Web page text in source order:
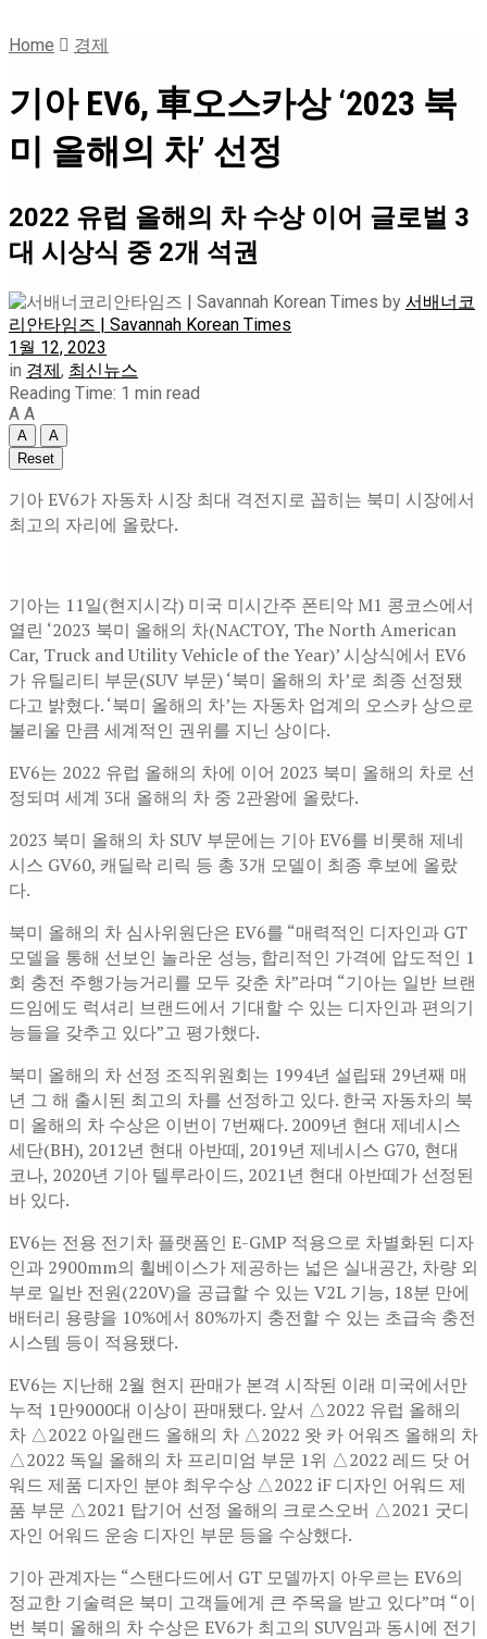
Home 경제
기아 EV6, 車오스카상 ‘2023 북
미 올해의 차’ 선정
2022 유럽 올해의 차 수상 이어 글로벌 3
대 시상식 중 2개 석권
by 서배너코
리안타임즈 | Savannah Korean Times
1월 12, 2023
in 경제, 최신뉴스
Reading Time: 1 min read
A A
A
A
Reset
기아 EV6가 자동차 시장 최대 격전지로 꼽히는 북미 시장에서
최고의 자리에 올랐다.
기아는 11일(현지시각) 미국 미시간주 폰티악 M1 콩코스에서
열린 ‘2023 북미 올해의 차(NACTOY, The North American
Car, Truck and Utility Vehicle of the Year)’ 시상식에서 EV6
가 유틸리티 부문(SUV 부문) ‘북미 올해의 차’로 최종 선정됐
다고 밝혔다. ‘북미 올해의 차’는 자동차 업계의 오스카 상으로
불리울 만큼 세계적인 권위를 지닌 상이다.
EV6는 2022 유럽 올해의 차에 이어 2023 북미 올해의 차로 선
정되며 세계 3대 올해의 차 중 2관왕에 올랐다.
2023 북미 올해의 차 SUV 부문에는 기아 EV6를 비롯해 제네
시스 GV60, 캐딜락 리릭 등 총 3개 모델이 최종 후보에 올랐
다.
북미 올해의 차 심사위원단은 EV6를 “매력적인 디자인과 GT
모델을 통해 선보인 놀라운 성능, 합리적인 가격에 압도적인 1
회 충전 주행가능거리를 모두 갖춘 차”라며 “기아는 일반 브랜
드임에도 럭셔리 브랜드에서 기대할 수 있는 디자인과 편의기
능들을 갖추고 있다”고 평가했다.
북미 올해의 차 선정 조직위원회는 1994년 설립돼 29년째 매
년 그 해 출시된 최고의 차를 선정하고 있다. 한국 자동차의 북
미 올해의 차 수상은 이번이 7번째다. 2009년 현대 제네시스
세단(BH), 2012년 현대 아반떼, 2019년 제네시스 G70, 현대
코나, 2020년 기아 텔루라이드, 2021년 현대 아반떼가 선정된
바 있다.
EV6는 전용 전기차 플랫폼인 E-GMP 적용으로 차별화된 디자
인과 2900mm의 휠베이스가 제공하는 넓은 실내공간, 차량 외
부로 일반 전원(220V)을 공급할 수 있는 V2L 기능, 18분 만에
배터리 용량을 10%에서 80%까지 충전할 수 있는 초급속 충전
시스템 등이 적용됐다.
EV6는 지난해 2월 현지 판매가 본격 시작된 이래 미국에서만
누적 1만9000대 이상이 판매됐다. 앞서 △2022 유럽 올해의
차 △2022 아일랜드 올해의 차 △2022 왓 카 어워즈 올해의 차
△2022 독일 올해의 차 프리미엄 부문 1위 △2022 레드 닷 어
워드 제품 디자인 분야 최우수상 △2022 iF 디자인 어워드 제
품 부문 △2021 탑기어 선정 올해의 크로스오버 △2021 굿디
자인 어워드 운송 디자인 부문 등을 수상했다.
기아 관계자는 “스탠다드에서 GT 모델까지 아우르는 EV6의
정교한 기술력은 북미 고객들에게 큰 주목을 받고 있다”며 “이
번 북미 올해의 차 수상은 EV6가 최고의 SUV임과 동시에 전기